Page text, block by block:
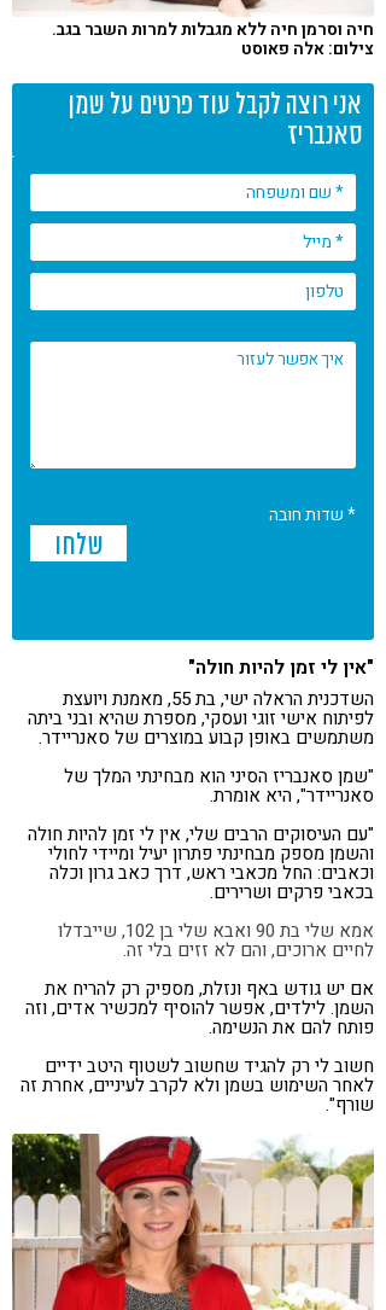
חיה וסרמן חיה ללא מגבלות למרות השבר בגב.
צילום: אלה פאוסט
אני רוצה לקבל עוד פרטים על שמן
סאנבריז
* שדות חובה
"אין לי זמן להיות חולה"
השדכנית הראלה ישי, בת 55, מאמנת ויועצת
לפיתוח אישי זוגי ועסקי, מספרת שהיא ובני ביתה
משתמשים באופן קבוע במוצרים של סאנריידר.
"שמן סאנבריז הסיני הוא מבחינתי המלך של
סאנריידר", היא אומרת.
"עם העיסוקים הרבים שלי, אין לי זמן להיות חולה
והשמן מספק מבחינתי פתרון יעיל ומיידי לחולי
וכאבים: החל מכאבי ראש, דרך כאב גרון וכלה
בכאבי פרקים ושרירים.
אמא שלי בת 90 ואבא שלי בן 102, שייבדלו
לחיים ארוכים, והם לא זזים בלי זה.
אם יש גודש באף ונזלת, מספיק רק להריח את
השמן. לילדים, אפשר להוסיף למכשיר אדים, וזה
פותח להם את הנשימה.
חשוב לי רק להגיד שחשוב לשטוף היטב ידיים
לאחר השימוש בשמן ולא לקרב לעיניים, אחרת זה
שורף".